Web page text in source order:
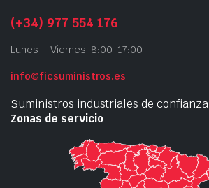
(+34) 977 554 176
Lunes – Viernes: 8:00-17:00
info@ficsuministros.es
Suministros industriales de confianza
Zonas de servicio